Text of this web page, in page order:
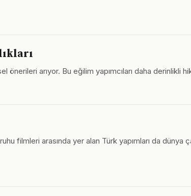
arıyor. Bu eğilim yapımcıları daha derinlikli
filmleri arasında yer alan Türk yapımları da